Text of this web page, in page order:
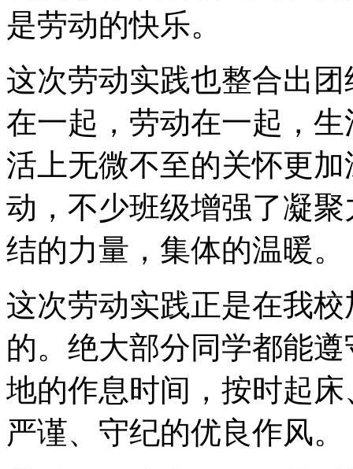
是劳动的快乐。
这次劳动实践也整合出
在一起，劳动在一起，
活上无微不至的关怀更
动，不少班级增强了凝
结的力量，集体的温暖。
这次劳动实践正是在我
的。绝大部分同学都能
地的作息时间，按时起
严谨、守纪的优良作风。